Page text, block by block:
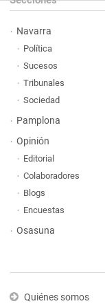
Navarra
Política
Sucesos
Tribunales
Sociedad
Pamplona
Opinión
Editorial
Colaboradores
Blogs
Encuestas
Osasuna
Quiénes somos